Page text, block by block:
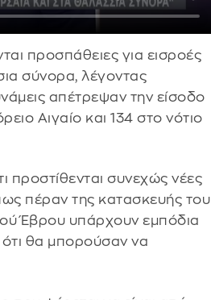
προσπάθειες για εισροές
σύνορα, λέγοντας
απέτρεψαν την είσοδο
Αιγαίο και 134 στο νότιο
προστίθενται συνεχώς νέες
πέραν της κατασκευής του
Έβρου υπάρχουν εμπόδια
ότι θα μπορούσαν να